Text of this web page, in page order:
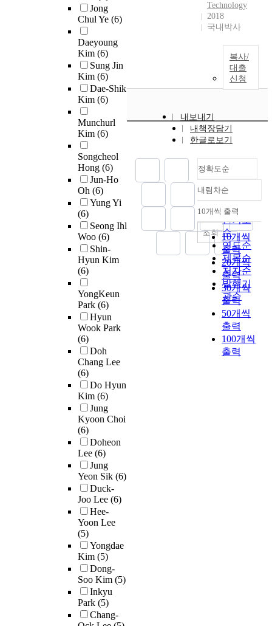
Jong
Chul Ye (6)
Daeyoung
Kim (6)
Sung Jin
Kim (6)
Dae-Shik
Kim (6)
Munchurl
Kim (6)
Songcheol
Hong (6)
Jun-Ho
Oh (6)
Yung Yi
(6)
Seong Ihl
Woo (6)
Shin-
Hyun Kim
(6)
YongKeun
Park (6)
Hyun
Wook Park
(6)
Doh
Chang Lee
(6)
Do Hyun
Kim (6)
Jung
Kyoon Choi
(6)
Doheon
Lee (6)
Jung
Yeon Sik (6)
Duck-
Joo Lee (6)
Hee-
Yoon Lee
(5)
Yongdae
Kim (5)
Dong-
Soo Kim (5)
Inkyu
Park (5)
Chang-
Technology
2018
국내박사
복사/
대출
신청
내보내기
내책장담기
한글로보기
정확도순
정확도
순
인기도
순
연도순
제목순
저자순
발행기
관순
내림차순
내림차순
10개씩 출력
10개씩
출력
20개씩
출력
30개씩
출력
50개씩
출력
100개씩
출력
조회